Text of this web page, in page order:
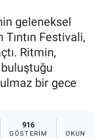
geleneksel
Festivali,
Ritmin,
bir gece
916
GÖSTERIM